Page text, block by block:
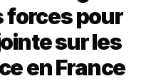
forces pour
sur les
en France